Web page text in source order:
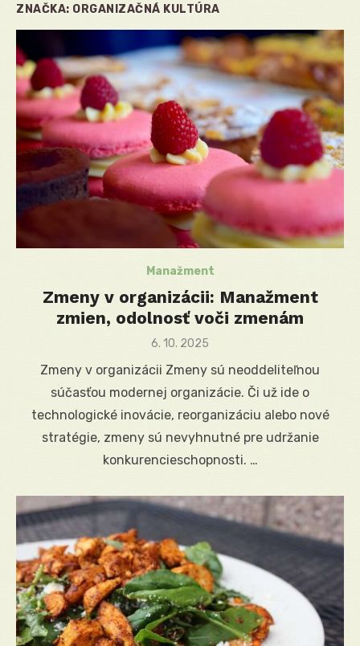
ZNAČKA: ORGANIZAČNÁ KULTÚRA
Manažment
Zmeny v organizácii: Manažment
zmien, odolnosť voči zmenám
Posted
6. 10. 2025
Zmeny v organizácii Zmeny sú neoddeliteľnou
súčasťou modernej organizácie. Či už ide o
technologické inovácie, reorganizáciu alebo nové
stratégie, zmeny sú nevyhnutné pre udržanie
konkurencieschopnosti. …